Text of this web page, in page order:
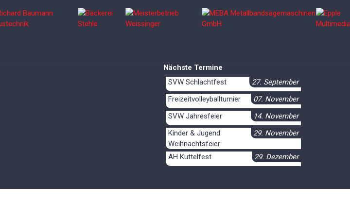
Nächste Termine
27. September
SVW Schlachtfest
07. November
Freizeitvolleyballturnier
14. November
SVW Jahresfeier
29. November
Kinder & Jugend
Weihnachtsfeier
29. Dezember
AH Kuttelfest